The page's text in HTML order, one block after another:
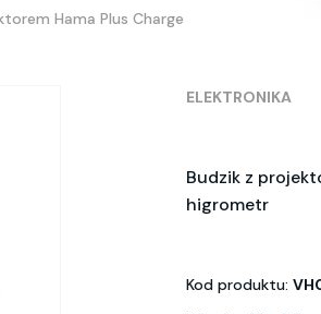
Hama Plus Charge
ELEKTRONIKA
Budzik z
higrometr
Kod produktu: